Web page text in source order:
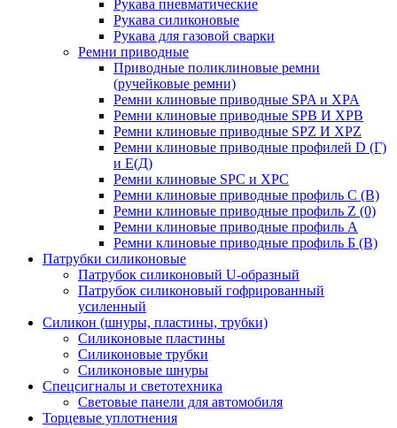
Рукава пневматические
Рукава силиконовые
Рукава для газовой сварки
Ремни приводные
Приводные поликлиновые ремни
(ручейковые ремни)
Ремни клиновые приводные SPA и XPA
Ремни клиновые приводные SPB И XPB
Ремни клиновые приводные SPZ И XPZ
Ремни клиновые приводные профилей D (Г)
и Е(Д)
Ремни клиновые SPC и XPC
Ремни клиновые приводные профиль C (В)
Ремни клиновые приводные профиль Z (0)
Ремни клиновые приводные профиль А
Ремни клиновые приводные профиль Б (B)
Патрубки силиконовые
Патрубок силиконовый U-образный
Патрубок силиконовый гофрированный
усиленный
Силикон (шнуры, пластины, трубки)
Силиконовые пластины
Силиконовые трубки
Силиконовые шнуры
Спецсигналы и светотехника
Световые панели для автомобиля
Торцевые уплотнения